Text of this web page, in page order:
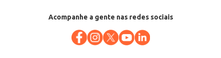
Acompanhe a gente nas redes sociais